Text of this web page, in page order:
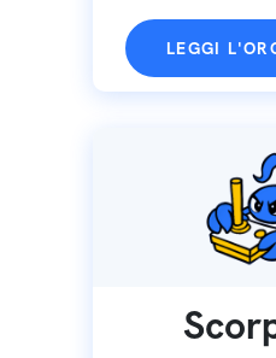
LEGGI